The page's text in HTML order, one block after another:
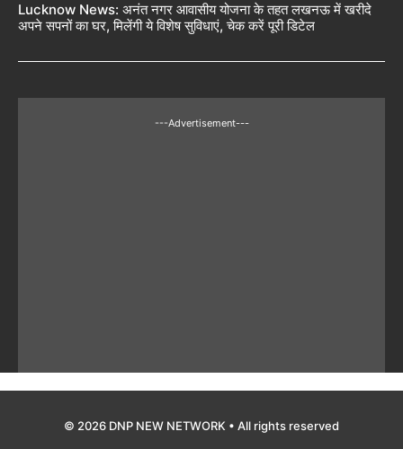
Lucknow News: अनंत नगर आवासीय योजना के तहत लखनऊ में खरीदे
अपने सपनों का घर, मिलेंगी ये विशेष सुविधाएं, चेक करें पूरी डिटेल
---Advertisement---
© 2026 DNP NEW NETWORK • All rights reserved